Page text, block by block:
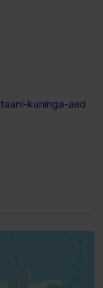
kuninga-aed
ratastooliga